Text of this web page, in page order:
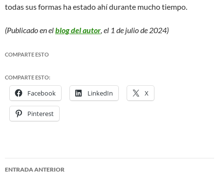
todas sus formas ha estado ahí durante mucho tiempo.
(Publicado en elblog del autor , el 1 de julio de 2024)
COMPARTE ESTO
COMPARTE ESTO:
Facebook LinkedIn X
Pinterest
ENTRADA ANTERIOR